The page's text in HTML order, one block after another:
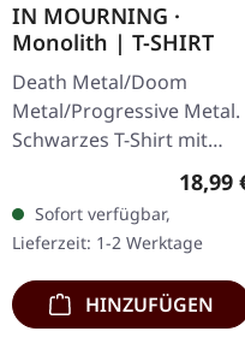
IN MOURNING ·
Monolith | T-SHIRT
Death Metal/Doom
Metal/Progressive Metal.
Schwarzes T-Shirt mit
exklusivem Design.
Vorderseite bedruckt.
Fruit Of The Loom
Valueweight 100%
Baumwolle.
18,99
Sofort verfügbar,
Lieferzeit: 1-2 Werktage
HINZUFÜGEN